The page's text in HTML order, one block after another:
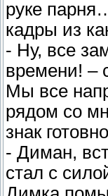
руке
кадры из
- Ну, все
времени! –
Мы все
рядом со
знак
- Диман,
стал с